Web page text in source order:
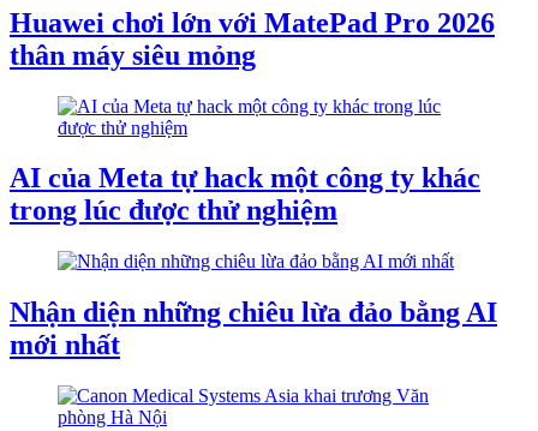
Huawei chơi lớn với MatePad Pro 2026
thân máy siêu mỏng
AI của Meta tự hack một công ty khác
trong lúc được thử nghiệm
Nhận diện những chiêu lừa đảo bằng AI
mới nhất